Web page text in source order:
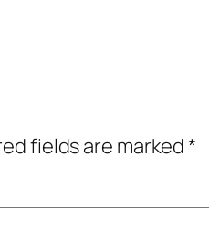
fields are marked*